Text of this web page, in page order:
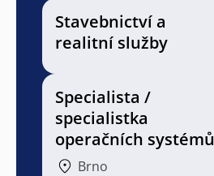
Stavebnictví a
realitní služby
Specialista /
specialistka
operačních systémů
Brno